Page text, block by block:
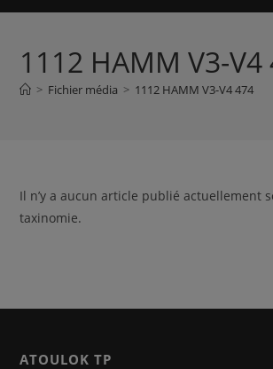
1112 HAMM V3-V4
> Fichier média > 1112 HAMM V3-V4 474
Il n’y a aucun article publié actuellement
taxinomie.
ATOULOK TP